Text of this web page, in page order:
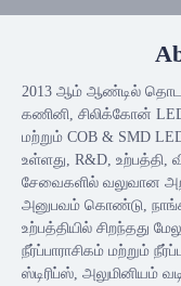
2013 ஆம் ஆண்டில்
கணினி, சிலிக்கோன்
மற்றும் COB & SMD
உள்ளது, R&D, உற்பத்தி,
சேவைகளில் வலுவான
அனுபவம் கொண்டு,
உற்பத்தியில் சிறந்தது
நீர்ப்பாராசிகம் மற்றும்
ஸ்டிரிப்ஸ், அலுமினியம்